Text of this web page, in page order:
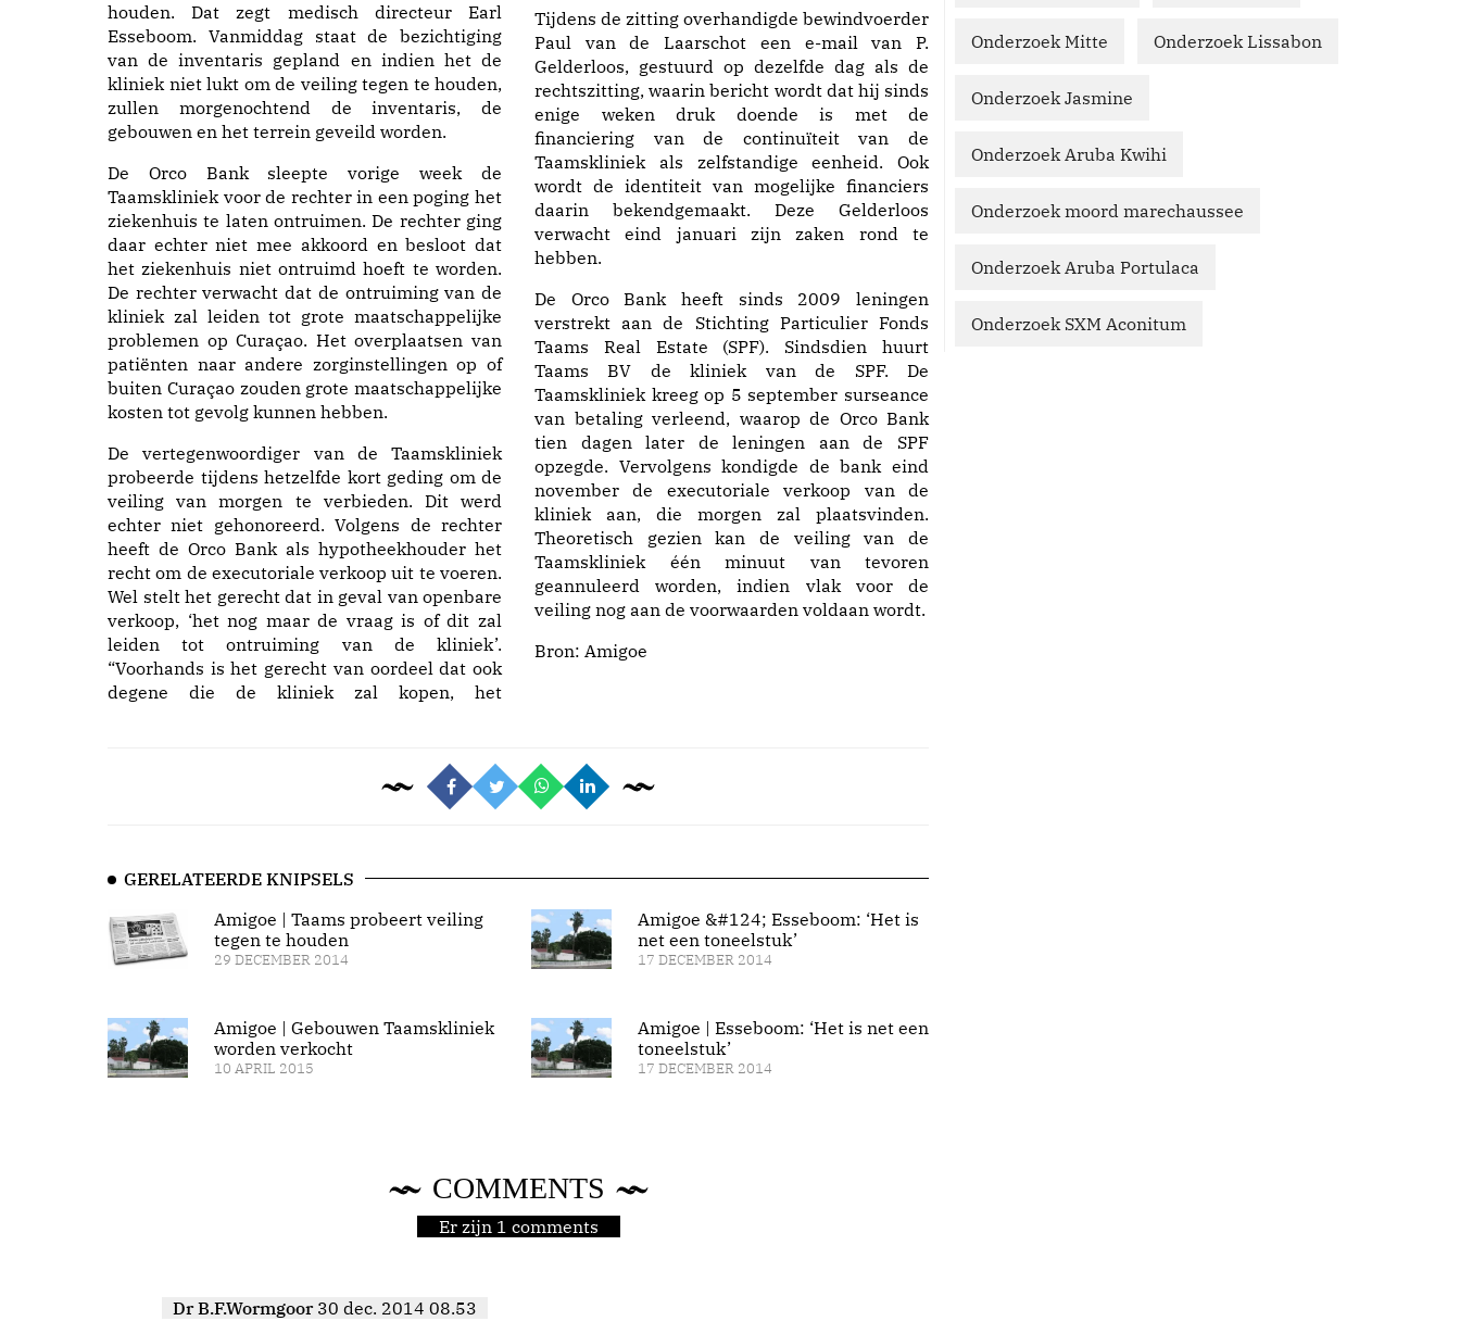
houden. Dat zegt medisch directeur Earl
Esseboom. Vanmiddag staat de bezichtiging
van de inventaris gepland en indien het de
kliniek niet lukt om de veiling tegen te houden,
zullen morgenochtend de inventaris, de
gebouwen en het terrein geveild worden.
De Orco Bank sleepte vorige week de
Taamskliniek voor de rechter in een poging het
ziekenhuis te laten ontruimen. De rechter ging
daar echter niet mee akkoord en besloot dat
het ziekenhuis niet ontruimd hoeft te worden.
De rechter verwacht dat de ontruiming van de
kliniek zal leiden tot grote maatschappelijke
problemen op Curaçao. Het overplaatsen van
patiënten naar andere zorginstellingen op of
buiten Curaçao zouden grote maatschappelijke
kosten tot gevolg kunnen hebben.
De vertegenwoordiger van de Taamskliniek
probeerde tijdens hetzelfde kort geding om de
veiling van morgen te verbieden. Dit werd
echter niet gehonoreerd. Volgens de rechter
heeft de Orco Bank als hypotheekhouder het
recht om de executoriale verkoop uit te voeren.
Wel stelt het gerecht dat in geval van openbare
verkoop, ‘het nog maar de vraag is of dit zal
leiden tot ontruiming van de kliniek’.
“Voorhands is het gerecht van oordeel dat ook
degene die de kliniek zal kopen, het
Tijdens de zitting overhandigde bewindvoerder
Paul van de Laarschot een e-mail van P.
Gelderloos, gestuurd op dezelfde dag als de
rechtszitting, waarin bericht wordt dat hij sinds
enige weken druk doende is met de
financiering van de continuïteit van de
Taamskliniek als zelfstandige eenheid. Ook
wordt de identiteit van mogelijke financiers
daarin bekendgemaakt. Deze Gelderloos
verwacht eind januari zijn zaken rond te
hebben.
De Orco Bank heeft sinds 2009 leningen
verstrekt aan de Stichting Particulier Fonds
Taams Real Estate (SPF). Sindsdien huurt
Taams BV de kliniek van de SPF. De
Taamskliniek kreeg op 5 september surseance
van betaling verleend, waarop de Orco Bank
tien dagen later de leningen aan de SPF
opzegde. Vervolgens kondigde de bank eind
november de executoriale verkoop van de
kliniek aan, die morgen zal plaatsvinden.
Theoretisch gezien kan de veiling van de
Taamskliniek één minuut van tevoren
geannuleerd worden, indien vlak voor de
veiling nog aan de voorwaarden voldaan wordt.
Bron: Amigoe
GERELATEERDE KNIPSELS
Amigoe | Taams probeert veiling
tegen te houden
29 DECEMBER 2014
Amigoe | Gebouwen Taamskliniek
worden verkocht
10 APRIL 2015
Amigoe &#124; Esseboom: ‘Het is
net een toneelstuk’
17 DECEMBER 2014
Amigoe | Esseboom: ‘Het is net een
toneelstuk’
17 DECEMBER 2014
COMMENTS
Er zijn 1 comments
Dr B.F.Wormgoor 30 dec. 2014 08.53
Onderzoek Mitte Onderzoek Lissabon
Onderzoek Jasmine
Onderzoek Aruba Kwihi
Onderzoek moord marechaussee
Onderzoek Aruba Portulaca
Onderzoek SXM Aconitum